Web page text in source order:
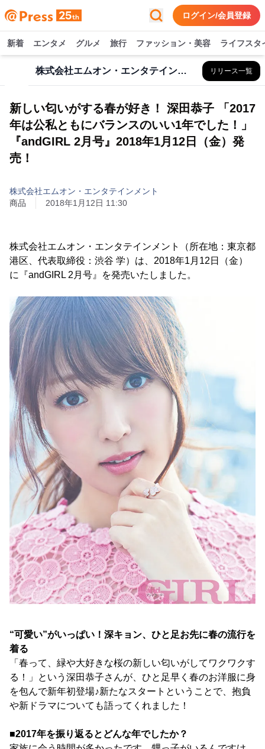
ログイン/会員登録
新着 エンタメ グルメ 旅行 ファッション・美容 ライフスタ
株式会社エムオン・エンタテインメント リリース一覧
新しい匂いがする春が好き！ 深田恭子 「2017
年は公私ともにバランスのいい1年でした！」
『andGIRL 2月号』2018年1月12日（金）発
売！
株式会社エムオン・エンタテインメント
商品
2018年1月12日 11:30
株式会社エムオン・エンタテインメント（所在地：東京都
港区、代表取締役：渋谷 学）は、2018年1月12日（金）
に『andGIRL 2月号』を発売いたしました。
“可愛い”がいっぱい！深キョン、ひと足お先に春の流行を
着る
「春って、緑や大好きな桜の新しい匂いがしてワクワクす
る！」という深田恭子さんが、ひと足早く春のお洋服に身
を包んで新年初登場♪新たなスタートということで、抱負
や新ドラマについても語ってくれました！
■2017年を振り返るとどんな年でしたか？